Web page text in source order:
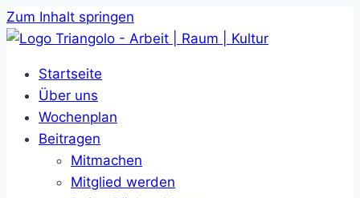
Zum Inhalt springen
Startseite
Über uns
Wochenplan
Beitragen
Mitmachen
Mitglied werden